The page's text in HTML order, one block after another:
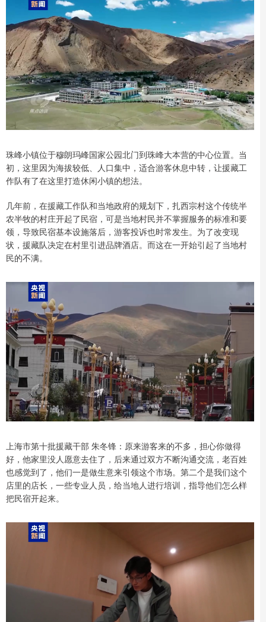
珠峰小镇位于穆朗玛峰国家公园北门到珠峰大本营的中心位置。当
初，这里因为海拔较低、人口集中，适合游客休息中转，让援藏工
作队有了在这里打造休闲小镇的想法。
几年前，在援藏工作队和当地政府的规划下，扎西宗村这个传统半
农半牧的村庄开起了民宿，可是当地村民并不掌握服务的标准和要
领，导致民宿基本设施落后，游客投诉也时常发生。为了改变现
状，援藏队决定在村里引进品牌酒店。而这在一开始引起了当地村
民的不满。
上海市第十批援藏干部 朱冬锋：原来游客来的不多，担心你做得
好，他家里没人愿意去住了，后来通过双方不断沟通交流，老百姓
也感觉到了，他们一是做生意来引领这个市场。第二个是我们这个
店里的店长，一些专业人员，给当地人进行培训，指导他们怎么样
把民宿开起来。